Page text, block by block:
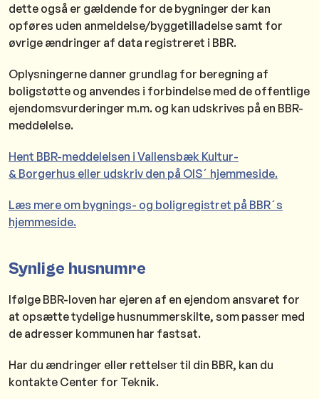
dette også er gældende for de bygninger der kan
opføres uden anmeldelse/byggetilladelse samt for
øvrige ændringer af data registreret i BBR.
Oplysningerne danner grundlag for beregning af
boligstøtte og anvendes i forbindelse med de offentlige
ejendomsvurderinger m.m. og kan udskrives på en BBR-
meddelelse.
Hent BBR-meddelelsen i Vallensbæk Kultur-
& Borgerhus eller udskriv den på OIS´ hjemmeside.
Læs mere om bygnings- og boligregistret på BBR´s
hjemmeside.
Synlige husnumre
Ifølge BBR-loven har ejeren af en ejendom ansvaret for
at opsætte tydelige husnummerskilte, som passer med
de adresser kommunen har fastsat.
Har du ændringer eller rettelser til din BBR, kan du
kontakte Center for Teknik.